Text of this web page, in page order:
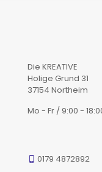
Die KREATIVE
Holige Grund 31
37154 Northeim
Mo - Fr / 9:00 -
0179 4872892